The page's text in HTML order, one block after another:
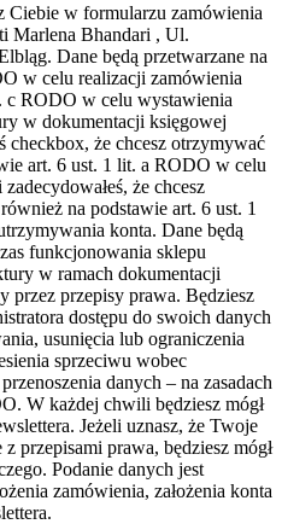
Ciebie w formularzu zamówienia
Marlena Bhandari , Ul.
Dane będą przetwarzane na
w celu realizacji zamówienia
c RODO w celu wystawienia
w dokumentacji księgowej
checkbox, że chcesz otrzymywać
art. 6 ust. 1 lit. a RODO w celu
że chcesz
na podstawie art. 6 ust. 1
konta. Dane będą
funkcjonowania sklepu
w ramach dokumentacji
przez przepisy prawa. Będziesz
dostępu do swoich danych
usunięcia lub ograniczenia
sprzeciwu wobec
danych – na zasadach
W każdej chwili będziesz mógł
Jeżeli uznasz, że Twoje
przepisami prawa, będziesz mógł
Podanie danych jest
zamówienia, założenia konta